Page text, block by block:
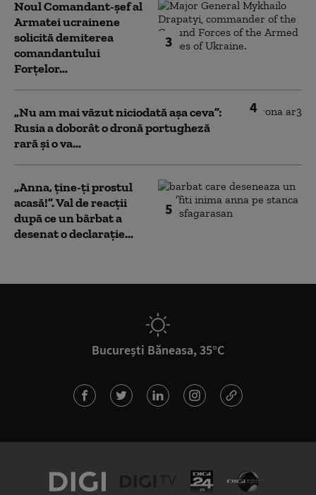
3
Noul Comandant-șef al
Armatei ucrainene
solicită demiterea
comandantului
Forțelor...
4
„Nu am mai văzut niciodată așa ceva”:
Rusia a doborât o dronă portugheză
rară și o va...
5
„Anna, ţine-ţi prostul
acasă!”. Val de reacții
după ce un bărbat a
desenat o declarație...
București Băneasa, 35°C